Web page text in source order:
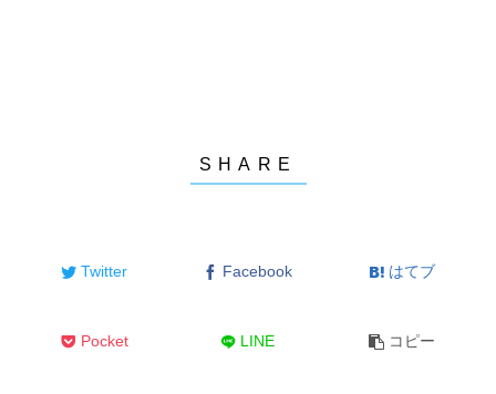
Twitter Facebook はてブ
Pocket LINE コピー